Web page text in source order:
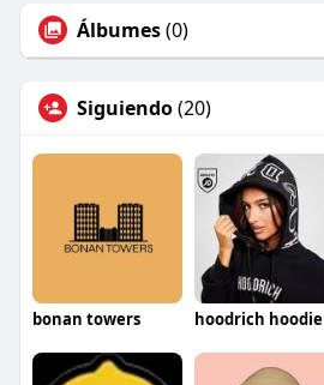
Álbumes(0)
Siguiendo(20)
bonan towers hoodrich hoodie